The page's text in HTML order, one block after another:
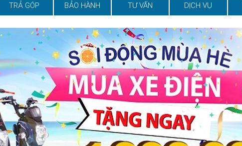
TRẢ GÓP BẢO HÀNH TƯ VẤN DỊCH VỤ